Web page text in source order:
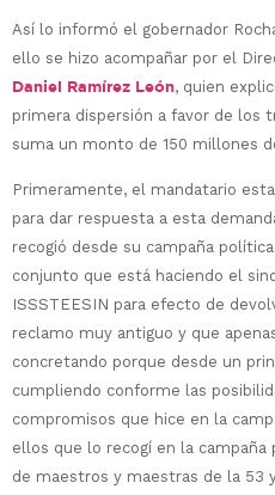
Así lo informó el gobernador
ello se hizo acompañar por el
Daniel Ramírez León, quien
primera dispersión a favor de los
suma un monto de 150 millones
Primeramente, el mandatario
para dar respuesta a esta
recogió desde su campaña
conjunto que está haciendo el
ISSSTEESIN para efecto de
reclamo muy antiguo y que
concretando porque desde un
cumpliendo conforme las
compromisos que hice en la
ellos que lo recogí en la campaña
de maestros y maestras de la 53